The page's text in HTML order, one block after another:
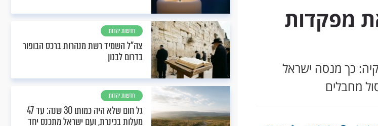
מפקדות
כך מנסה ישראל
מחבלים
חדשות יהדות
צה"ל השמיד רשת מנהרות ברכס הבופור
בדרום לבנון
חדשות יהדות
גל חום שלא היה כמותו 30 שנה: עד 47
מעלות בכינרת, ועם ישראל מתכנס יחד